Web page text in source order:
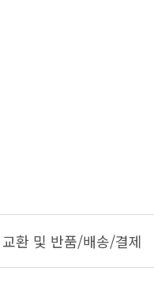
교환 및 반품/배송/결제